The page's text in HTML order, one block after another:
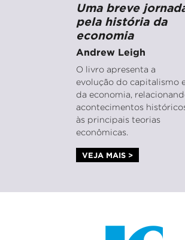
Uma breve
pela história da
economia
Andrew Leigh
O livro apresenta a
evolução do capitalismo
da economia,
acontecimentos
às principais teorias
econômicas.
VEJA MAIS >